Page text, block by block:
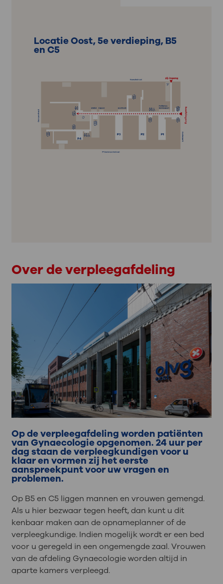
Locatie Oost, 5e verdieping, B5
en C5
Over de verpleegafdeling
Op de verpleegafdeling worden patiënten
van Gynaecologie opgenomen. 24 uur per
dag staan de verpleegkundigen voor u
klaar en vormen zij het eerste
aanspreekpunt voor uw vragen en
problemen.
Op B5 en C5 liggen mannen en vrouwen gemengd.
Als u hier bezwaar tegen heeft, dan kunt u dit
kenbaar maken aan de opnameplanner of de
verpleegkundige. Indien mogelijk wordt er een bed
voor u geregeld in een ongemengde zaal. Vrouwen
van de afdeling Gynaecologie worden altijd in
aparte kamers verpleegd.